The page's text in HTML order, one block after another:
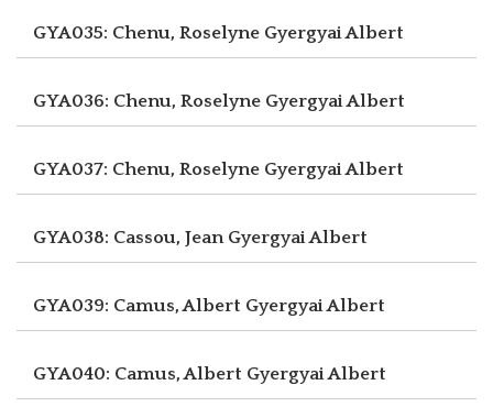
GYA035: Chenu, Roselyne Gyergyai Albert
GYA036: Chenu, Roselyne Gyergyai Albert
GYA037: Chenu, Roselyne Gyergyai Albert
GYA038: Cassou, Jean Gyergyai Albert
GYA039: Camus, Albert Gyergyai Albert
GYA040: Camus, Albert Gyergyai Albert